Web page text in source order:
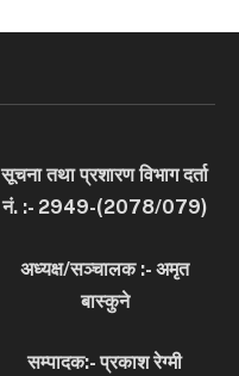
सूचना तथा प्रशारण विभाग दर्ता
नं. :- 2949-(2078/079)
अध्यक्ष/सञ्चालक :- अमृत
बास्कुने
सम्पादक:- प्रकाश रेग्मी